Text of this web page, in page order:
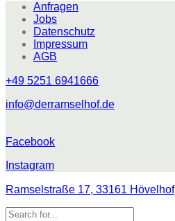
Anfragen
Jobs
Datenschutz
Impressum
AGB
+49 5251 6941666
info@derramselhof.de
Facebook
Instagram
Ramselstraße 17, 33161 Hövelhof